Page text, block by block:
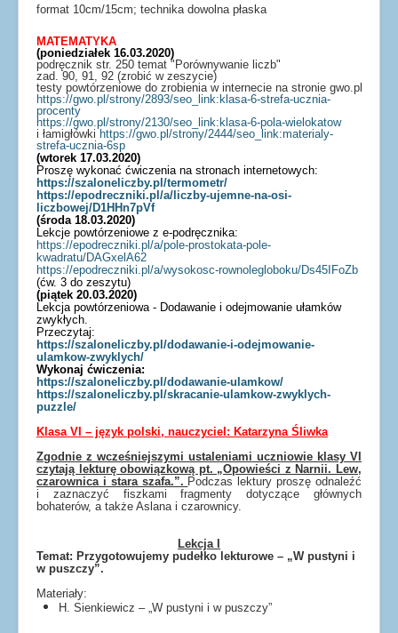
format 10cm/15cm; technika dowolna płaska
MATEMATYKA
(poniedziałek 16.03.2020)
podręcznik str. 250 temat "Porównywanie liczb"
zad. 90, 91, 92 (zrobić w zeszycie)
testy powtórzeniowe do zrobienia w internecie na stronie gwo.pl
https://gwo.pl/strony/2893/seo_link:klasa-6-strefa-ucznia-
procenty
https://gwo.pl/strony/2130/seo_link:klasa-6-pola-wielokatow
i łamigłówki https://gwo.pl/strony/2444/seo_link:materialy-
strefa-ucznia-6sp
(wtorek 17.03.2020)
Proszę wykonać ćwiczenia na stronach internetowych:
https://szaloneliczby.pl/termometr/
https://epodreczniki.pl/a/liczby-ujemne-na-osi-
liczbowej/D1HHn7pVf
(środa 18.03.2020)
Lekcje powtórzeniowe z e-podręcznika:
https://epodreczniki.pl/a/pole-prostokata-pole-
kwadratu/DAGxelA62
https://epodreczniki.pl/a/wysokosc-rownolegloboku/Ds45IFoZb
(ćw. 3 do zeszytu)
(piątek 20.03.2020)
Lekcja powtórzeniowa - Dodawanie i odejmowanie ułamków
zwykłych.
Przeczytaj:
https://szaloneliczby.pl/dodawanie-i-odejmowanie-
ulamkow-zwyklych/
Wykonaj ćwiczenia:
https://szaloneliczby.pl/dodawanie-ulamkow/
https://szaloneliczby.pl/skracanie-ulamkow-zwyklych-
puzzle/
Klasa VI – język polski, nauczyciel: Katarzyna Śliwka
Zgodnie z wcześniejszymi ustaleniami uczniowie klasy VI
czytają lekturę obowiązkową pt. „Opowieści z Narnii. Lew,
czarownica i stara szafa.”. Podczas lektury proszę odnaleźć
i zaznaczyć fiszkami fragmenty dotyczące głównych
bohaterów, a także Aslana i czarownicy.
Lekcja I
Temat: Przygotowujemy pudełko lekturowe – „W pustyni i
w puszczy”.
Materiały:
H. Sienkiewicz – „W pustyni i w puszczy”